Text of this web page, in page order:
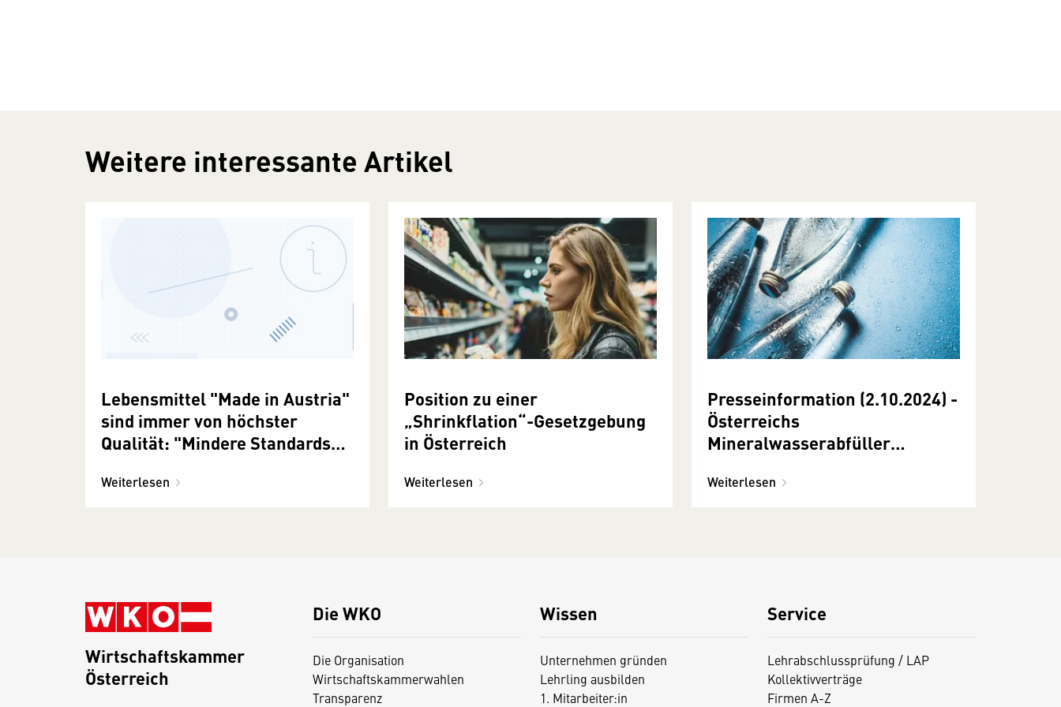
Weitere interessante Artikel
Lebensmittel "Made in Austria"
sind immer von höchster
Qualität: "Mindere Standards
Weiterlesen
Position zu einer
„Shrinkflation“-Gesetzgebung
in Österreich
Weiterlesen
Presseinformation (2.10.2024) -
Österreichs
Mineralwasserabfüller
Mineralwassers 2024“ mit
Weiterlesen
Die WKO
Die Organisation
Wirtschaftskammerwahlen
Transparenz
Wissen
Unternehmen gründen
Lehrling ausbilden
1. Mitarbeiter:in
Service
Lehrabschlussprüfung / LAP
Kollektivverträge
Firmen A-Z
Wirtschaftskammer
Österreich